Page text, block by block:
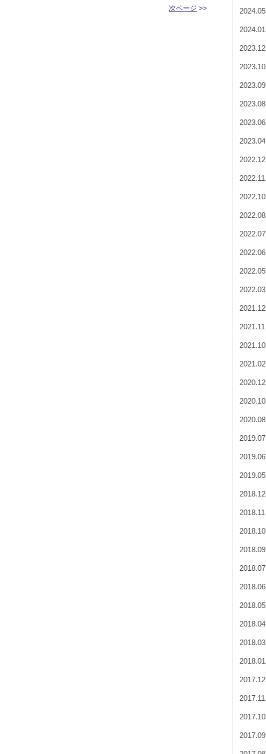
>>
次ページ 2024.05
2024.01
2023.12
2023.10
2023.09
2023.08
2023.06
2023.04
2022.12
2022.11
2022.10
2022.08
2022.07
2022.06
2022.05
2022.03
2021.12
2021.11
2021.10
2021.02
2020.12
2020.10
2020.08
2019.07
2019.06
2019.05
2018.12
2018.11
2018.10
2018.09
2018.07
2018.06
2018.05
2018.04
2018.03
2018.01
2017.12
2017.11
2017.10
2017.09